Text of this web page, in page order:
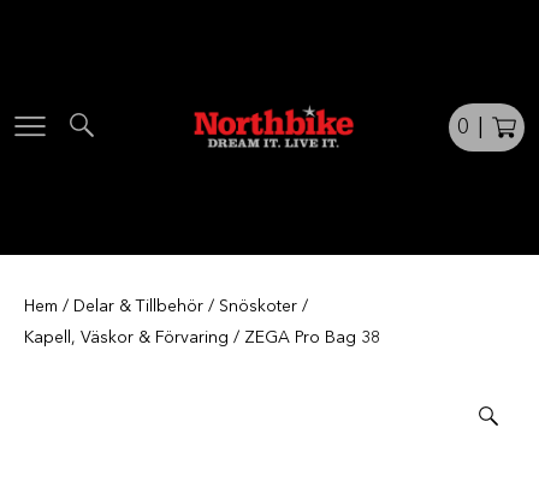
0
Hem / Delar & Tillbehör / Snöskoter /
Kapell, Väskor & Förvaring / ZEGA Pro Bag 38